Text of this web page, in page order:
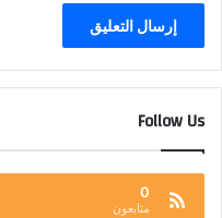
Follow Us
0
متابعون